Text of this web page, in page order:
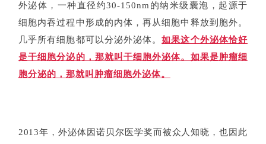
外泌体，一种直径约30-150nm的纳米级囊泡，起源于
细胞内吞过程中形成的内体，再从细胞中释放到胞外。
几乎所有细胞都可以分泌外泌体。如果这个外泌体恰好
是干细胞分泌的，那就叫干细胞外泌体。如果是肿瘤细
胞分泌的，那就叫肿瘤细胞外泌体。
2013年，外泌体因诺贝尔医学奖而被众人知晓，也因此